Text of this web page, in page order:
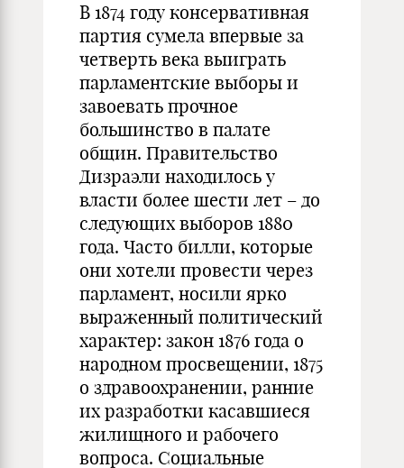
В 1874 году консервативная
партия сумела впервые за
четверть века выиграть
парламентские выборы и
завоевать прочное
большинство в палате
общин. Правительство
Дизраэли находилось у
власти более шести лет – до
следующих выборов 1880
года. Часто билли, которые
они хотели провести через
парламент, носили ярко
выраженный политический
характер: закон 1876 года о
народном просвещении, 1875
о здравоохранении, ранние
их разработки касавшиеся
жилищного и рабочего
вопроса. Социальные